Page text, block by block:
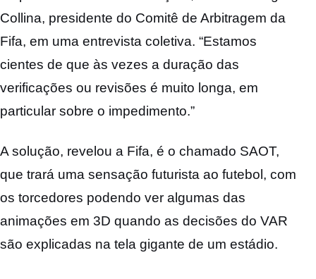
Collina, presidente do Comitê de Arbitragem da
Fifa, em uma entrevista coletiva. “Estamos
cientes de que às vezes a duração das
verificações ou revisões é muito longa, em
particular sobre o impedimento.”
A solução, revelou a Fifa, é o chamado SAOT,
que trará uma sensação futurista ao futebol, com
os torcedores podendo ver algumas das
animações em 3D quando as decisões do VAR
são explicadas na tela gigante de um estádio.